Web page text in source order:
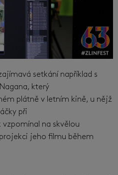
setkání například s
který
plátně v letním kině, u nějž
při
vzpomínal na skvělou
jeho filmu během